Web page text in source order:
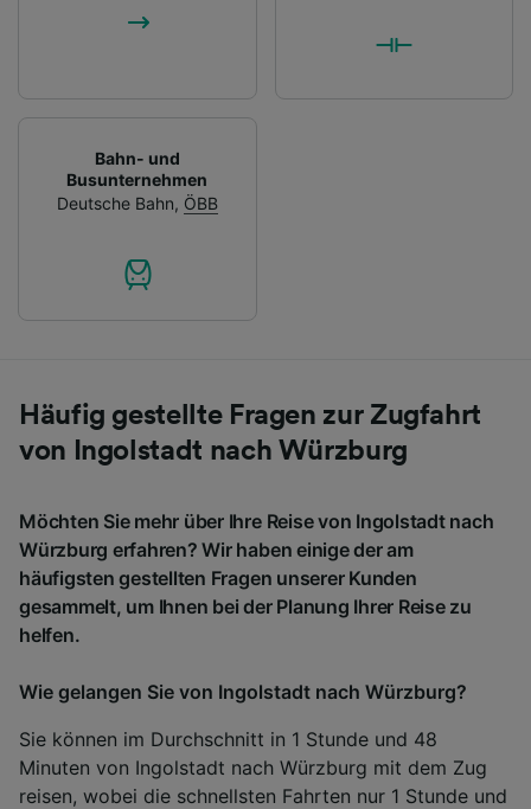
Bahn- und
Busunternehmen
Deutsche Bahn, ÖBB
Häufig gestellte Fragen zur Zugfahrt
von Ingolstadt nach Würzburg
Möchten Sie mehr über Ihre Reise von Ingolstadt nach
Würzburg erfahren? Wir haben einige der am
häufigsten gestellten Fragen unserer Kunden
gesammelt, um Ihnen bei der Planung Ihrer Reise zu
helfen.
Wie gelangen Sie von Ingolstadt nach Würzburg?
Sie können im Durchschnitt in 1 Stunde und 48
Minuten von Ingolstadt nach Würzburg mit dem Zug
reisen, wobei die schnellsten Fahrten nur 1 Stunde und